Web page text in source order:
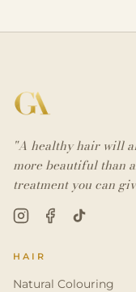
"A healthy hair will
more beautiful than
treatment you can
HAIR
Natural Colouring